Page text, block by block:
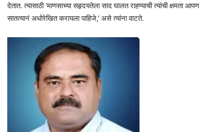
देतात. त्यासाठी ‘माणसाच्या सहृदयतेला साद घालत राहण्याची त्यांची क्षमता आपण
सातत्यानं अधोरेखित करायला पाहिजे,’ असे त्यांना वाटते.